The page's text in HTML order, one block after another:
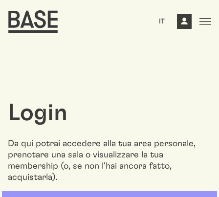
IT
Login
Da qui potrai accedere alla tua area personale,
prenotare una sala o visualizzare la tua
membership (o, se non l'hai ancora fatto,
acquistarla).